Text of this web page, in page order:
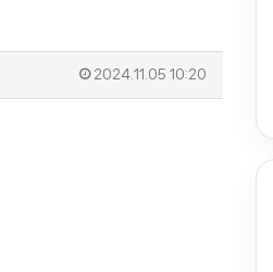
2024.11.05 10:20